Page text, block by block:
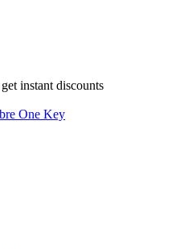
instant discounts
One Key